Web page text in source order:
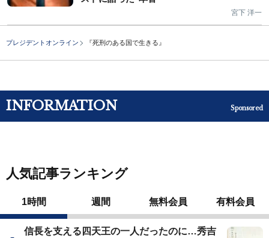
宮下 洋一
プレジデントオンライン 『死刑のある国で生きる』
INFORMATION Sponsored
人気記事ランキング
1時間 週間 無料会員 有料会員
信長を支える四天王の一人だったのに…秀吉